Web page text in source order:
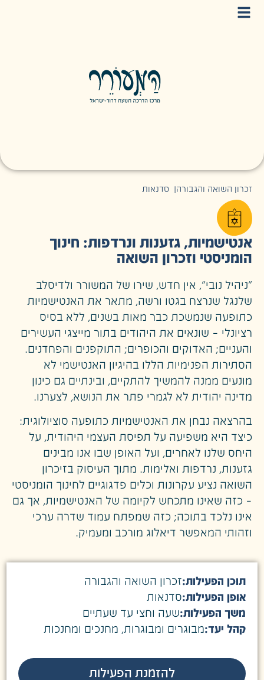
זכרון השואה והגבורה סדנאות
אנטישמיות, גזענות ונרדפות: חינוך
הומניסטי וזכרון השואה
"ניהיל נובי", אין חדש, שירו של המשורר ולדיסלב
שלנגל שנרצח בגטו ורשה, מתאר את האנטישמיות
כתופעה שנמשכת כבר מאות בשנים, ללא בסיס
רציונלי – שונאים את היהודים בתור מייצגי העשירים
והעניים; האדוקים והכופרים; התוקפנים והפחדנים.
הסתירות הפנימיות הללו בהיגיון האנטישמי לא
מונעים ממנה להמשיך להתקיים, ובינתיים גם כינון
מדינה יהודית לא לגמרי פתר את הנושא, לצערנו.
בהרצאה נבחן את האנטישמיות כתופעה סוציולוגית:
כיצד היא משפיעה על תפיסת העצמי היהודית, על
היחס שלנו לאחרים, ועל האופן שבו אנו מבינים
גזענות, נרדפות ואלימות. מתוך העיסוק בזיכרון
השואה נציע עקרונות וכלים פדגוגיים לחינוך הומניסטי
– כזה שאינו מתכחש לקיומה של האנטישמיות, אך גם
אינו נלכד בתוכה; כזה שמפתח עמוד שדרה ערכי
וזהותי המאפשר דיאלוג מורכב ומעמיק.
תוכן הפעילות:זכרון השואה והגבורה
אופן הפעילות:סדנאות
משך הפעילות:שעה וחצי עד שעתיים
קהל יעד:מבוגרים ומבוגרות, מחנכים ומחנכות
להזמנת הפעילות